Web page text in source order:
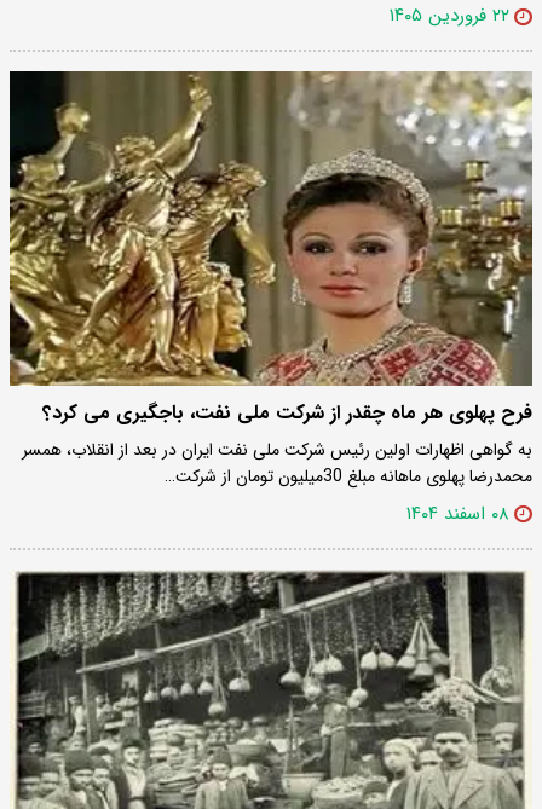
۲۲ فروردین ۱۴۰۵
فرح پهلوی هر ماه چقدر از شرکت ملی نفت، باجگیری می کرد؟
به گواهی اظهارات اولین رئیس شرکت ملی نفت ایران در بعد از انقلاب، همسر
محمدرضا پهلوی ماهانه مبلغ 30میلیون تومان از شرکت…
۰۸ اسفند ۱۴۰۴